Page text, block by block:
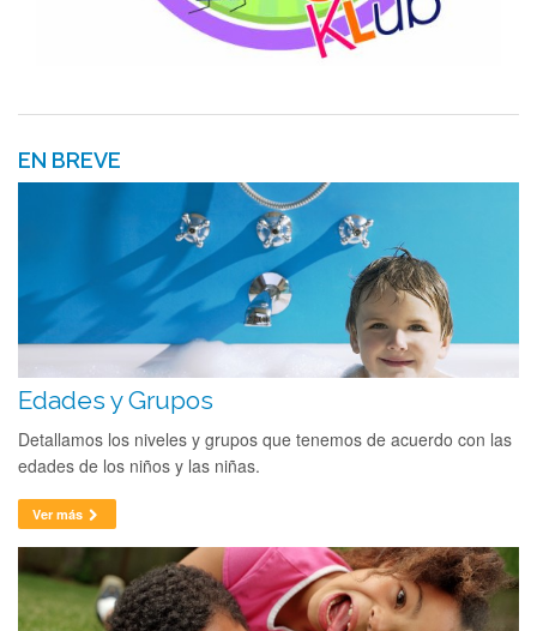
EN BREVE
Edades y Grupos
Detallamos los niveles y grupos que tenemos de acuerdo con las
edades de los niños y las niñas.
Ver más